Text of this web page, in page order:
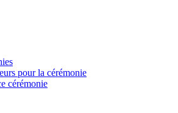
pour la cérémonie
cérémonie